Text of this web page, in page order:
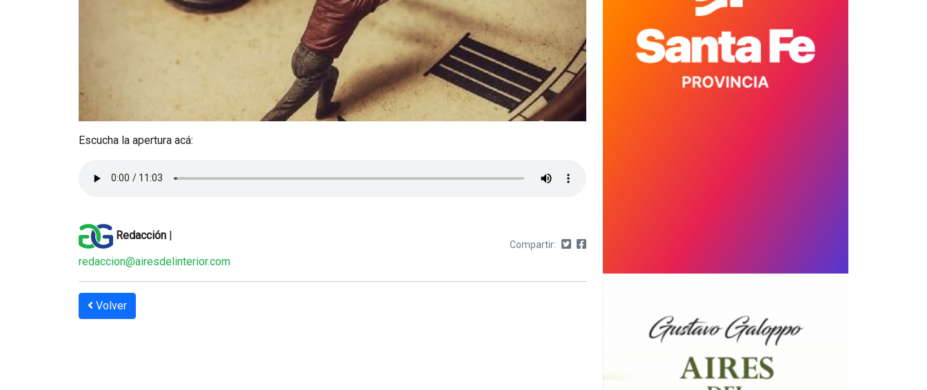
Escucha la apertura acá:
Redacción |
redaccion@airesdelinterior.com
Compartir:
Volver